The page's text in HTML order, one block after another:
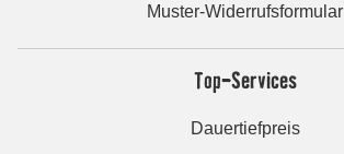
Muster-Widerrufsformular
Top-Services
Dauertiefpreis